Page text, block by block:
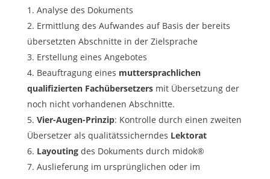
Analyse des Dokuments
Ermittlung des Aufwandes auf Basis der bereits
übersetzten Abschnitte in der Zielsprache
Erstellung eines Angebotes
Beauftragung eines muttersprachlichen
qualifizierten Fachübersetzers mit Übersetzung der
noch nicht vorhandenen Abschnitte.
Vier-Augen-Prinzip: Kontrolle durch einen zweiten
Übersetzer als qualitätssicherndes Lektorat
Layouting des Dokuments durch midok®
Auslieferung im ursprünglichen oder im